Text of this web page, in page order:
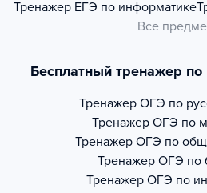
Тренажер ЕГЭ по информатике
Все
Бесплатный тренажер
Тренажер ОГЭ по
Тренажер ОГЭ по
Тренажер ОГЭ по
Тренажер ОГЭ по
Тренажер ОГЭ по